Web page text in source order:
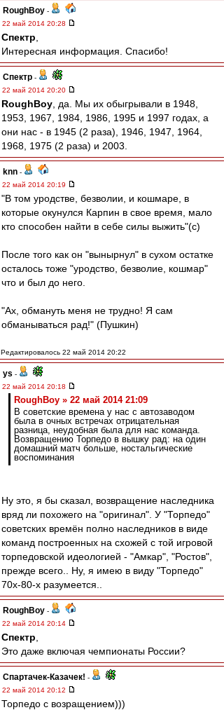
RoughBoy -
22 май 2014 20:28
Спектр
Интересная информация. Спасибо!
Спектр -
22 май 2014 20:20
RoughBoy , да. Мы их обыгрывали в 1948,
1953, 1967, 1984, 1986, 1995 и 1997 годах, а
они нас - в 1945 (2 раза), 1946, 1947, 1964,
1968, 1975 (2 раза) и 2003.
knn -
22 май 2014 20:19
"В том уродстве, безволии, и кошмаре, в
которые окунулся Карпин в свое время, мало
кто способен найти в себе силы выжить"(c)
После того как он "вынырнул" в сухом остатке
осталось тоже "уродство, безволие, кошмар"
что и был до него.
"Ах, обмануть меня не трудно! Я сам
обманываться рад!" (Пушкин)
Редактировалось 22 май 2014 20:22
ys -
22 май 2014 20:18
RoughBoy » 22 май 2014 21:09
В советские времена у нас с автозаводом
была в очных встречах отрицательная
разница, неудобная была для нас команда.
Возвращению Торпедо в вышку рад: на один
домашний матч больше, ностальгические
воспоминания
Ну это, я бы сказал, возвращение наследника
вряд ли похожего на "оригинал". У "Торпедо"
советских времён полно наследников в виде
команд построенных на схожей с той игровой
торпедовской идеологией - "Амкар", "Ростов",
прежде всего.. Ну, я имею в виду "Торпедо"
70х-80-х разумеется..
RoughBoy -
22 май 2014 20:14
Спектр
Это даже включая чемпионаты России?
Спартачек-Казачек! -
22 май 2014 20:12
Торпедо с возращением)))